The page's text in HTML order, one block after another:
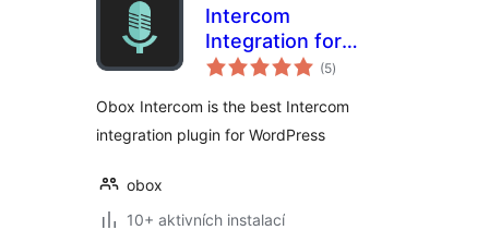
Intercom
Integration for
WordPress
(5celkové
hodnocení
)
Obox Intercom is the best Intercom
integration plugin for WordPress
obox
10+ aktivních instalací